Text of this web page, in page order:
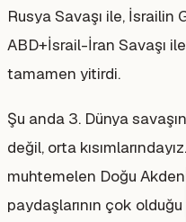
Rusya Savaşı ile, İsrailin
ABD+İsrail-İran Savaşı
tamamen yitirdi.
Şu anda 3. Dünya
değil, orta
muhtemelen Doğu
paydaşlarının çok